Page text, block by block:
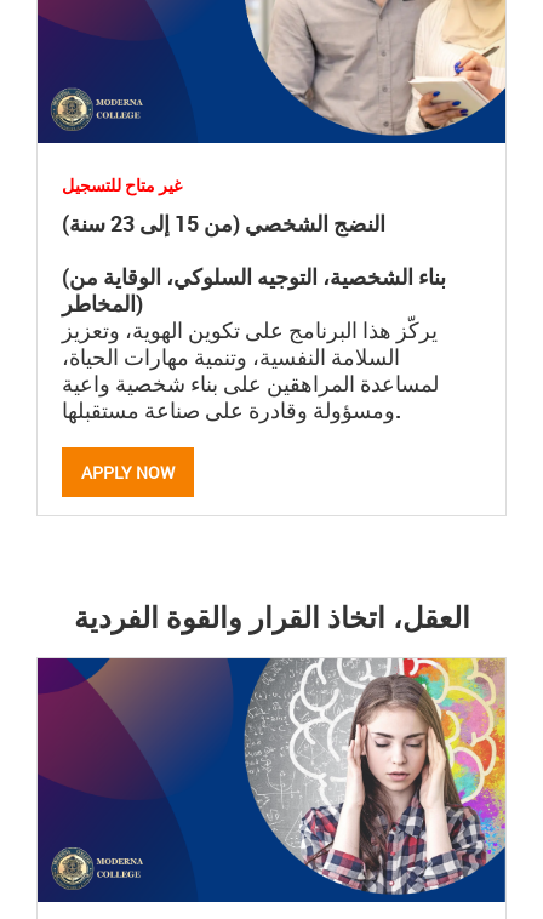
غير متاح للتسجيل
النضج الشخصي (من 15 إلى 23 سنة)
(بناء الشخصية، التوجيه السلوكي، الوقاية من
المخاطر)
يركّز هذا البرنامج على تكوين الهوية، وتعزيز
السلامة النفسية، وتنمية مهارات الحياة،
لمساعدة المراهقين على بناء شخصية واعية
ومسؤولة وقادرة على صناعة مستقبلها.
APPLY NOW
العقل، اتخاذ القرار والقوة الفردية